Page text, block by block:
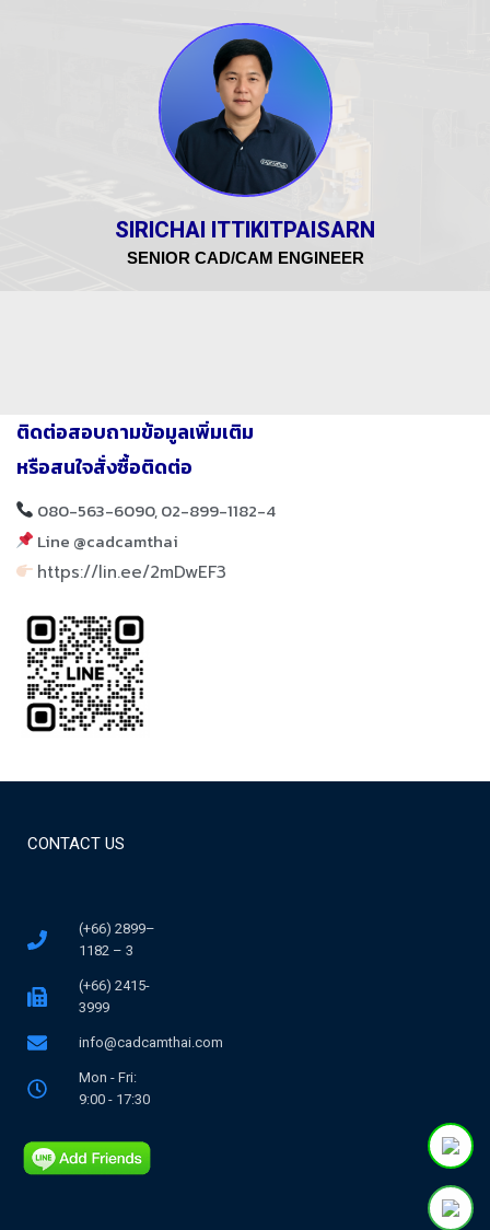
SIRICHAI ITTIKITPAISARN
SENIOR CAD/CAM ENGINEER
ติดต่อสอบถามข้อมูลเพิ่มเติม
หรือสนใจสั่งซื้อติดต่อ
080-563-6090, 02-899-1182-4
Line @cadcamthai
https://lin.ee/2mDwEF3
CONTACT US
(+66) 2899–
1182 – 3
(+66) 2415-
3999
info@cadcamthai.com
Mon - Fri:
9:00 - 17:30